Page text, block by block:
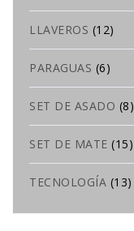
LLAVEROS (12)
PARAGUAS (6)
SET DE ASADO (8)
SET DE MATE (15)
TECNOLOGÍA (13)